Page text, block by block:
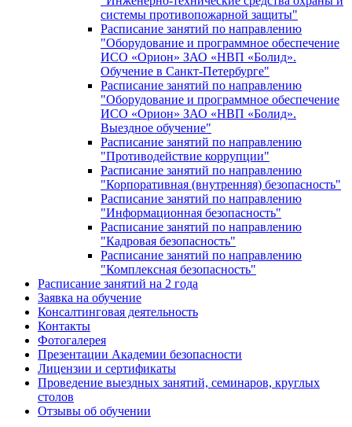
системы противопожарной защиты"
Расписание занятий по направлению
"Оборудование и программное обеспечение
ИСО «Орион» ЗАО «НВП «Болид».
Обучение в Санкт-Петербурге"
Расписание занятий по направлению
"Оборудование и программное обеспечение
ИСО «Орион» ЗАО «НВП «Болид».
Выездное обучение"
Расписание занятий по направлению
"Противодействие коррупции"
Расписание занятий по направлению
"Корпоративная (внутренняя) безопасность"
Расписание занятий по направлению
"Информационная безопасность"
Расписание занятий по направлению
"Кадровая безопасность"
Расписание занятий по направлению
"Комплексная безопасность"
Расписание занятий на 2 года
Заявка на обучение
Консалтинговая деятельность
Контакты
Фотогалерея
Презентации Академии безопасности
Лицензии и сертификаты
Проведение выездных занятий, семинаров, круглых
столов
Отзывы об обучении